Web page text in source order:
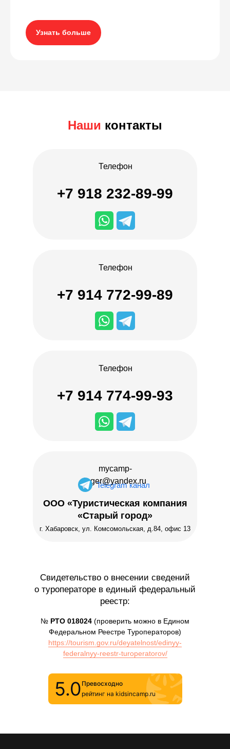
Узнать больше
Telegram канал
г. Хабаровск, ул. Комсомольская, д.84, офис 13
mycamp-
lager@yandex.ru
ООО «Туристическая компания
«Старый город»
+7 918 232-89-99
Телефон
+7 914 772-99-89
Телефон
+7 914 774-99-93
Телефон
Наши контакты
Свидетельство о внесении сведений
о туроператоре в единый федеральный
реестр:
№ РТО 018024 (проверить можно в Едином
Федеральном Реестре Туроператоров)
https://tourism.gov.ru/deyatelnost/edinyy-
federalnyy-reestr-turoperatorov/
5.0 Превосходно
рейтинг на kidsincamp.ru